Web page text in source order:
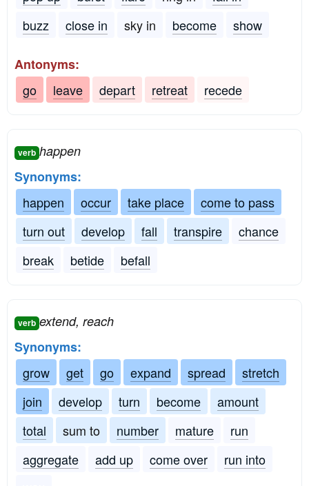
buzz
close in sky in become show
Antonyms:
go
leave depart retreat recede
verb happen
Synonyms:
happen
occur take place
come to pass
turn out
develop fall transpire
chance
break
betide befall
verb extend, reach
Synonyms:
grow
get go expand spread
stretch
join
develop turn become
amount
total
sum to number mature
run
aggregate
add up come over
run into